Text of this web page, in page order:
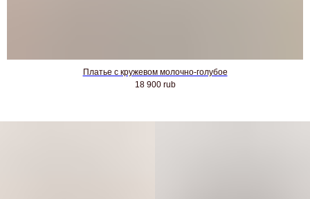
Платье с кружевом молочно-голубое
18 900 rub